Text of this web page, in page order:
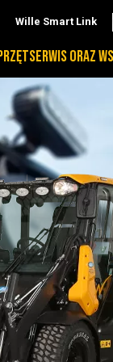
Wille Smart Link
SERWIS ORAZ